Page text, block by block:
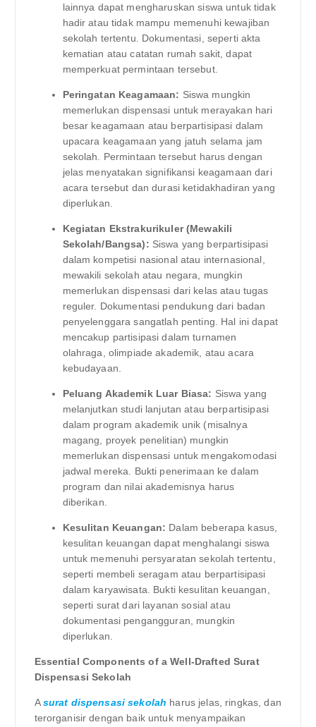
lainnya dapat mengharuskan siswa untuk tidak
hadir atau tidak mampu memenuhi kewajiban
sekolah tertentu. Dokumentasi, seperti akta
kematian atau catatan rumah sakit, dapat
memperkuat permintaan tersebut.
Peringatan Keagamaan: Siswa mungkin
memerlukan dispensasi untuk merayakan hari
besar keagamaan atau berpartisipasi dalam
upacara keagamaan yang jatuh selama jam
sekolah. Permintaan tersebut harus dengan
jelas menyatakan signifikansi keagamaan dari
acara tersebut dan durasi ketidakhadiran yang
diperlukan.
Kegiatan Ekstrakurikuler (Mewakili
Sekolah/Bangsa): Siswa yang berpartisipasi
dalam kompetisi nasional atau internasional,
mewakili sekolah atau negara, mungkin
memerlukan dispensasi dari kelas atau tugas
reguler. Dokumentasi pendukung dari badan
penyelenggara sangatlah penting. Hal ini dapat
mencakup partisipasi dalam turnamen
olahraga, olimpiade akademik, atau acara
kebudayaan.
Peluang Akademik Luar Biasa: Siswa yang
melanjutkan studi lanjutan atau berpartisipasi
dalam program akademik unik (misalnya
magang, proyek penelitian) mungkin
memerlukan dispensasi untuk mengakomodasi
jadwal mereka. Bukti penerimaan ke dalam
program dan nilai akademisnya harus
diberikan.
Kesulitan Keuangan: Dalam beberapa kasus,
kesulitan keuangan dapat menghalangi siswa
untuk memenuhi persyaratan sekolah tertentu,
seperti membeli seragam atau berpartisipasi
dalam karyawisata. Bukti kesulitan keuangan,
seperti surat dari layanan sosial atau
dokumentasi pengangguran, mungkin
diperlukan.
Essential Components of a Well-Drafted Surat
Dispensasi Sekolah
Asurat dispensasi sekolah harus jelas, ringkas, dan
terorganisir dengan baik untuk menyampaikan